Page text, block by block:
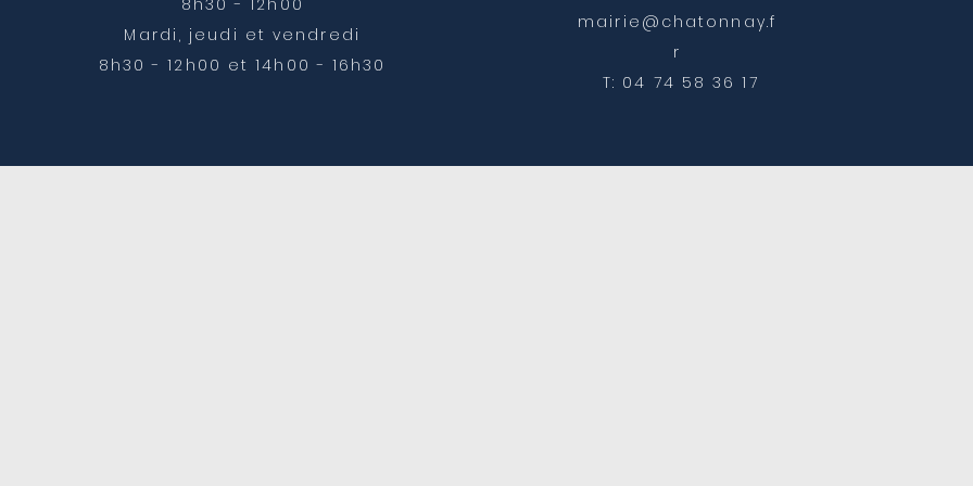
8h30 - 12h00
Mardi, jeudi et vendredi
8h30 - 12h00 et 14h00 - 16h30
mairie@chatonnay.f
r
T: 04 74 58 36 17